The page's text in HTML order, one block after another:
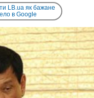
LB.ua як бажане
в Google